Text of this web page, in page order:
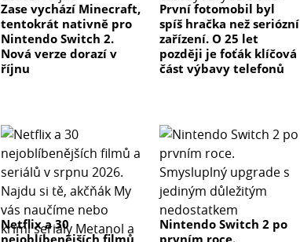
Zase vychází Minecraft,
tentokrát nativně pro
Nintendo Switch 2.
Nová verze dorazí v
říjnu
První fotomobil byl
spíš hračka než seriózní
zařízení. O 25 let
později je foťák klíčová
část výbavy telefonů
Netflix a 30
nejoblíbenějších filmů
Nintendo Switch 2 po
prvním roce.